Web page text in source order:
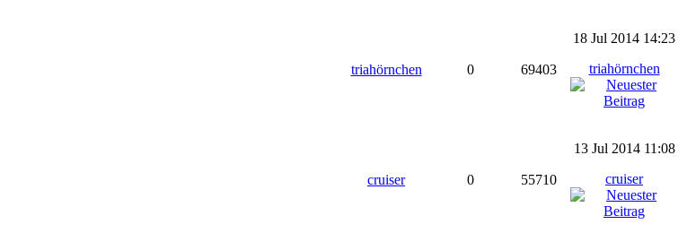
triahörnchen 0 69403
18 Jul 2014 14:23
triahörnchen
cruiser 0 55710
13 Jul 2014 11:08
cruiser